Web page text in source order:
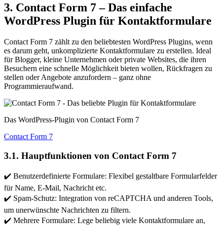
3. Contact Form 7 – Das einfache
WordPress Plugin für Kontaktformulare
Contact Form 7 zählt zu den beliebtesten WordPress Plugins, wenn
es darum geht, unkomplizierte Kontaktformulare zu erstellen. Ideal
für Blogger, kleine Unternehmen oder private Websites, die ihren
Besuchern eine schnelle Möglichkeit bieten wollen, Rückfragen zu
stellen oder Angebote anzufordern – ganz ohne
Programmieraufwand.
Das WordPress-Plugin von Contact Form 7
Contact Form 7
3.1. Hauptfunktionen von Contact Form 7
✔️ Benutzerdefinierte Formulare: Flexibel gestaltbare Formularfelder
für Name, E-Mail, Nachricht etc.
✔️ Spam-Schutz: Integration von reCAPTCHA und anderen Tools,
um unerwünschte Nachrichten zu filtern.
✔️ Mehrere Formulare: Lege beliebig viele Kontaktformulare an,